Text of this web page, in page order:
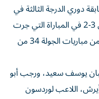
دوري الدرجة الثالثة في
الإمارات، بعد فوزه على فريق أيرش 3-2 في المباراة التي جرت
في ملعب نادي جيه إيه للرماية، ضمن مباريات الجولة 34 من
يوسف سعيد، ورجب أبو
اللاعب لوردسون